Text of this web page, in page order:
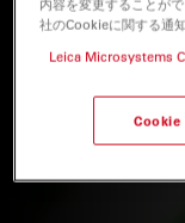
社のCookieに関する通
Leica Microsystems
Cookie